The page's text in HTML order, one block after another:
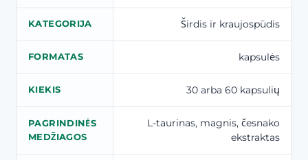
KATEGORIJA Širdis ir kraujospūdis
FORMATAS kapsulės
KIEKIS 30 arba 60 kapsulių
PAGRINDINĖS
MEDŽIAGOS
L-taurinas, magnis, česnako
ekstraktas